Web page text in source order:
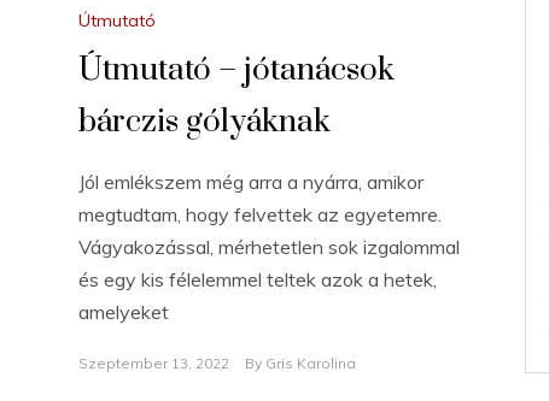
Útmutató
Útmutató – jótanácsok
bárczis gólyáknak
Jól emlékszem még arra a nyárra, amikor
megtudtam, hogy felvettek az egyetemre.
Vágyakozással, mérhetetlen sok izgalommal
és egy kis félelemmel teltek azok a hetek,
amelyeket
Szeptember 13, 2022 By Gris Karolina